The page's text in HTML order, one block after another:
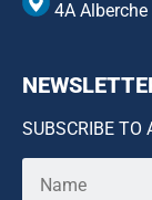
4A
SUBSCRIBE TO